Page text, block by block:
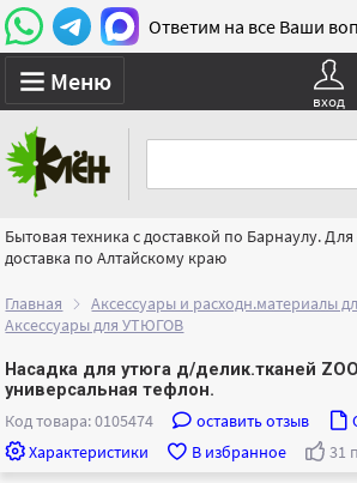
Ответим на все Ваши
Меню
вход
Бытовая техника с доставкой по Барнаулу.
доставка по Алтайскому краю
Главная
Аксессуары и расходн.материалы
Аксессуары для УТЮГОВ
Насадка для утюга д/делик.тканей
универсальная тефлон.
Код товара: 0105474 оставить отзыв
Характеристики
В избранное 31